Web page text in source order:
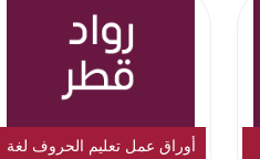
أوراق عمل تعليم الحروف لغة